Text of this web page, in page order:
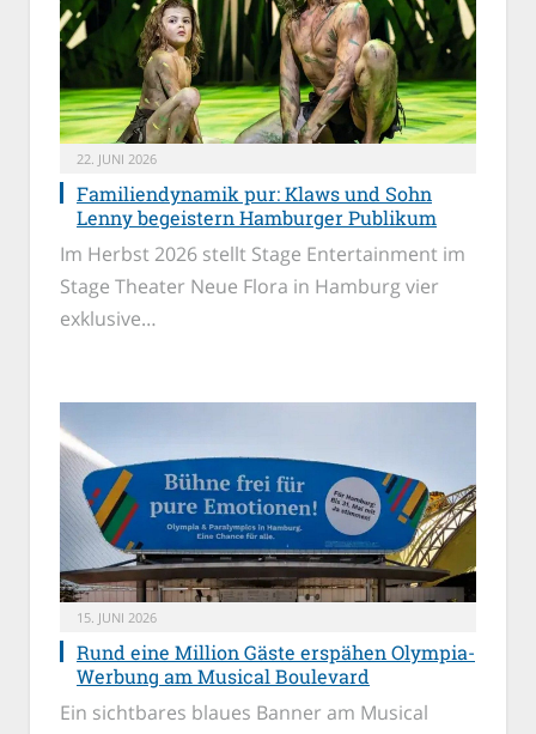
22. JUNI 2026
Familiendynamik pur: Klaws und Sohn
Lenny begeistern Hamburger Publikum
Im Herbst 2026 stellt Stage Entertainment im
Stage Theater Neue Flora in Hamburg vier
exklusive…
15. JUNI 2026
Rund eine Million Gäste erspähen Olympia-
Werbung am Musical Boulevard
Ein sichtbares blaues Banner am Musical